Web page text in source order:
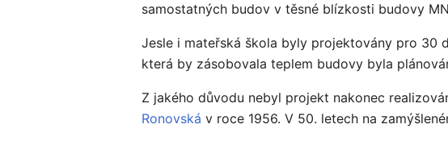
samostatných budov v těsné blízkosti budovy
Jesle i mateřská škola byly projektovány pro 30
která by zásobovala teplem budovy byla
Z jakého důvodu nebyl projekt nakonec
Ronovská v roce 1956. V 50. letech na